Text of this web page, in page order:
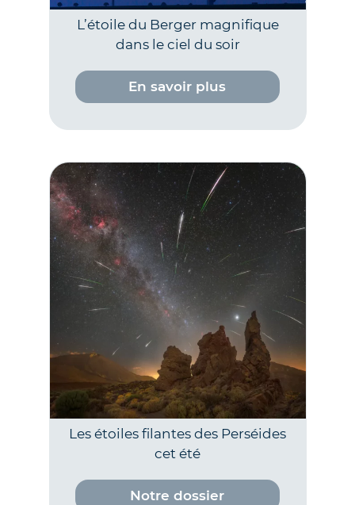
L’étoile du Berger magnifique
dans le ciel du soir
En savoir plus
Les étoiles filantes des Perséides
cet été
Notre dossier